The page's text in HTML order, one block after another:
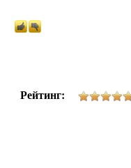
Рейтинг: